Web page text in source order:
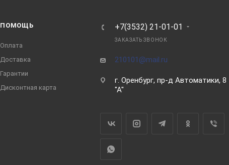
ПОМОЩЬ
Оплата
Доставка
Гарантии
Дисконтная карта
+7(3532) 21-01-01
ЗАКАЗАТЬ ЗВОНОК
210101@mail.ru
г. Оренбург, пр-д Автоматики, 8
"А"